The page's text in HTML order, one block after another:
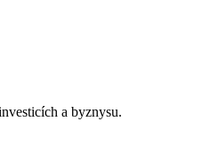
a byznysu.